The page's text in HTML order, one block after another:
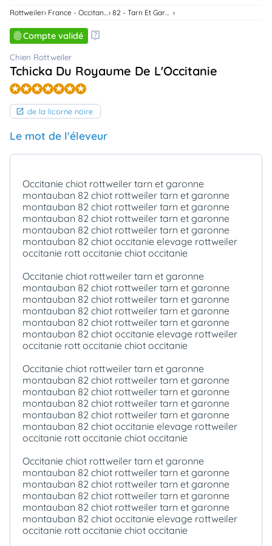
Connexion
Rottweiler France - Occitanie 82 - Tarn Et Garonne
Compte validé
Chien Rottweiler
Tchicka Du Royaume De L'Occitanie
de la licorne noire
Le mot de l'éleveur
Occitanie chiot rottweiler tarn et garonne
montauban 82 chiot rottweiler tarn et garonne
montauban 82 chiot rottweiler tarn et garonne
montauban 82 chiot rottweiler tarn et garonne
montauban 82 chiot rottweiler tarn et garonne
montauban 82 chiot occitanie elevage rottweiler
occitanie rott occitanie chiot occitanie
Occitanie chiot rottweiler tarn et garonne
montauban 82 chiot rottweiler tarn et garonne
montauban 82 chiot rottweiler tarn et garonne
montauban 82 chiot rottweiler tarn et garonne
montauban 82 chiot rottweiler tarn et garonne
montauban 82 chiot occitanie elevage rottweiler
occitanie rott occitanie chiot occitanie
Occitanie chiot rottweiler tarn et garonne
montauban 82 chiot rottweiler tarn et garonne
montauban 82 chiot rottweiler tarn et garonne
montauban 82 chiot rottweiler tarn et garonne
montauban 82 chiot rottweiler tarn et garonne
montauban 82 chiot occitanie elevage rottweiler
occitanie rott occitanie chiot occitanie
Occitanie chiot rottweiler tarn et garonne
montauban 82 chiot rottweiler tarn et garonne
montauban 82 chiot rottweiler tarn et garonne
montauban 82 chiot rottweiler tarn et garonne
montauban 82 chiot rottweiler tarn et garonne
montauban 82 chiot occitanie elevage rottweiler
occitanie rott occitanie chiot occitanie